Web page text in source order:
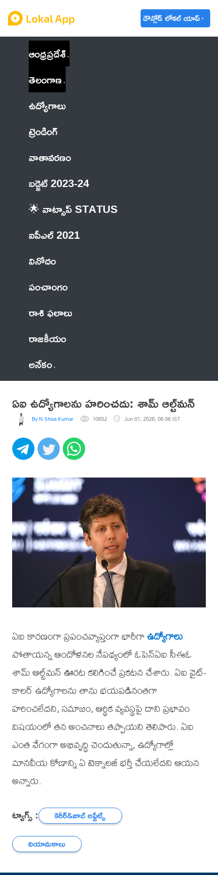
డౌన్లోడ్ లోకల్ యాప్
ఆంధ్రప్రదేశ్
తెలంగాణ
ఉద్యోగాలు
ట్రెండింగ్
వాతావరణం
బడ్జెట్ 2023-24
🌟 వాట్సాప్ STATUS
ఐపీఎల్ 2021
వినోదం
పంచాంగం
రాశి ఫలాలు
రాజకీయం
అనేకం
ఏఐ ఉద్యోగాలను హరించదు: శామ్ ఆల్ట్‌మన్
By N Shiva Kumar 10852 Jun 01, 2026, 06:06 IST
ఏఐ కారణంగా ప్రపంచవ్యాప్తంగా భారీగాఉద్యోగాలు
పోతాయన్న ఆందోళనల నేపథ్యంలో ఓపెన్ఏఐ సీఈఓ
శామ్ ఆల్ట్‌మన్ ఊరట కలిగించే ప్రకటన చేశారు. ఏఐ వైట్-
కాలర్ ఉద్యోగాలను తాను భయపడినంతగా
హరించలేదని, సమాజం, ఆర్థిక వ్యవస్థపై దాని ప్రభావం
విషయంలో తన అంచనాలు తప్పాయని తెలిపారు. ఏఐ
ఎంత వేగంగా అభివృద్ధి చెందుతున్నా, ఉద్యోగాల్లో
మానవీయ కోణాన్ని ఏ టెక్నాలజీ భర్తీ చేయలేదని ఆయన
అన్నారు.
ట్యాగ్స్ :
కెరీర్‌&జాబ్ అప్డేట్స్
నియామకాలు